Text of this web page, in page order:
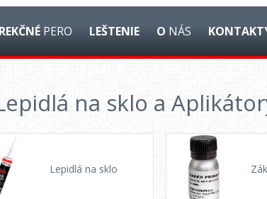
PERO LEŠTENIE O NÁS
na sklo a
Lepidlá na sklo